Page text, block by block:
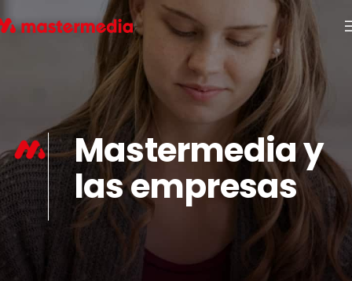
Mastermedia y
las empresas